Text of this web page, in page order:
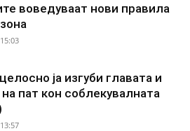
воведуваат нови правила
ја изгуби главата и
пат кон соблекувалната